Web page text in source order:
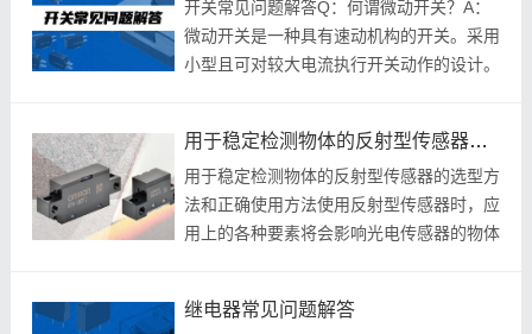
开关常见问题解答Q：何谓微动开关？A：
微动开关是一种具有速动机构的开关。采用
小型且可对较大电流执行开关动作的设计。
用于稳定检测物体的反射型传感器的选型方法和正确使用方法
用于稳定检测物体的反射型传感器的选型方
法和正确使用方法使用反射型传感器时，应
用上的各种要素将会影响光电传感器的物体
继电器常见问题解答